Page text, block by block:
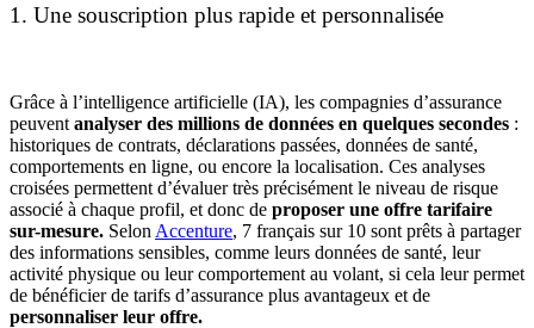
1. Une souscription plus rapide et personnalisée
Grâce à l’intelligence artificielle (IA), les compagnies d’assurance
peuvent analyser des millions de données en quelques secondes :
historiques de contrats, déclarations passées, données de santé,
comportements en ligne, ou encore la localisation. Ces analyses
croisées permettent d’évaluer très précisément le niveau de risque
associé à chaque profil, et donc de proposer une offre tarifaire
sur-mesure. Selon Accenture, 7 français sur 10 sont prêts à partager
des informations sensibles, comme leurs données de santé, leur
activité physique ou leur comportement au volant, si cela leur permet
de bénéficier de tarifs d’assurance plus avantageux et de
personnaliser leur offre.